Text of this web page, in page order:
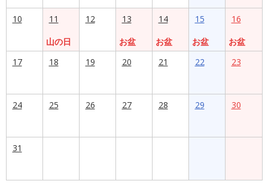
10
11
山の日
12
13
お盆
14
お盆
15
お盆
16
お盆
17
18 19 20 21 22 23
24 25 26 27 28 29 30
31